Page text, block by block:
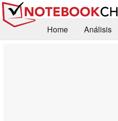
Home Análisis